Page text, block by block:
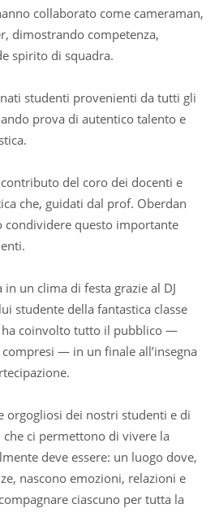
collaborato come cameraman,
dimostrando competenza,
spirito di squadra.
studenti provenienti da tutti gli
prova di autentico talento e
del coro dei docenti e
che, guidati dal prof. Oberdan
condividere questo importante
in un clima di festa grazie al DJ
studente della fantastica classe
ha coinvolto tutto il pubblico —
— in un finale all’insegna
orgogliosi dei nostri studenti e di
ci permettono di vivere la
deve essere: un luogo dove,
nascono emozioni, relazioni e
ciascuno per tutta la